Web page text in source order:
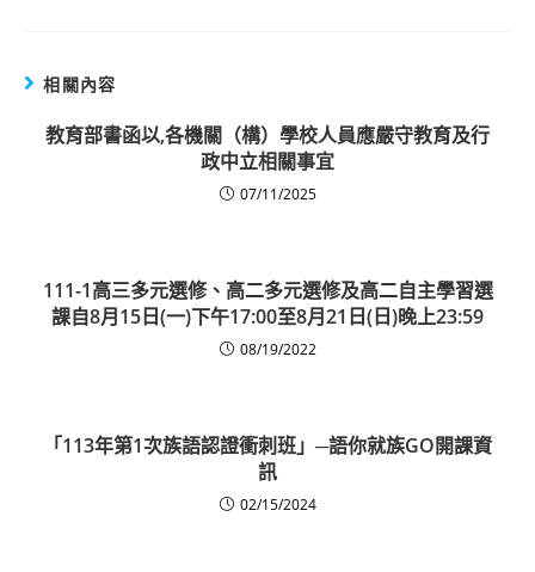
相關內容
教育部書函以,各機關（構）學校人員應嚴守教育及行
政中立相關事宜
07/11/2025
111-1高三多元選修、高二多元選修及高二自主學習選
課自8月15日(一)下午17:00至8月21日(日)晚上23:59
08/19/2022
「113年第1次族語認證衝刺班」─語你就族GO開課資
訊
02/15/2024